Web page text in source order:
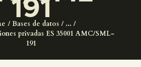
191
Bases de datos
...
privadas ES 35001 AMC/SML-
191